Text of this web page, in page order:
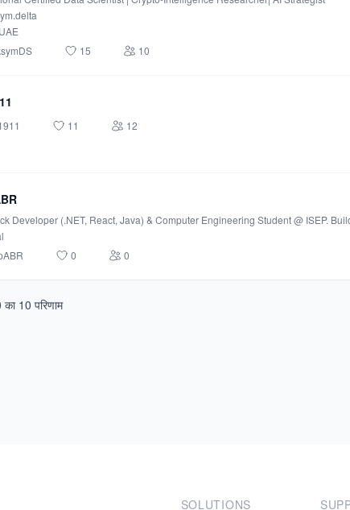
15 10
11 12
Developer (.NET, React, Java) & Computer Engineering Student @ ISEP.
0 0
का 10 परिणाम
SOLUTIONS